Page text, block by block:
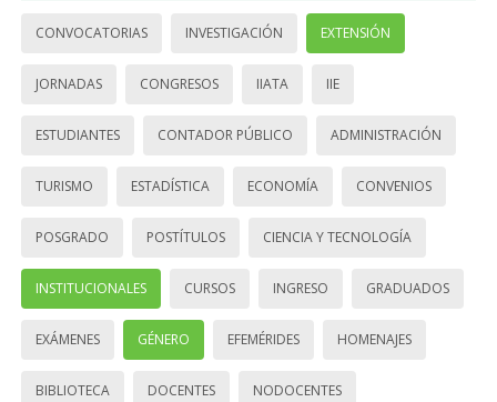
CONVOCATORIAS INVESTIGACIÓN EXTENSIÓN
JORNADAS CONGRESOS IIATA IIE
ESTUDIANTES CONTADOR PÚBLICO ADMINISTRACIÓN
TURISMO ESTADÍSTICA ECONOMÍA CONVENIOS
POSGRADO POSTÍTULOS CIENCIA Y TECNOLOGÍA
INSTITUCIONALES CURSOS INGRESO GRADUADOS
EXÁMENES GÉNERO EFEMÉRIDES HOMENAJES
BIBLIOTECA DOCENTES NODOCENTES